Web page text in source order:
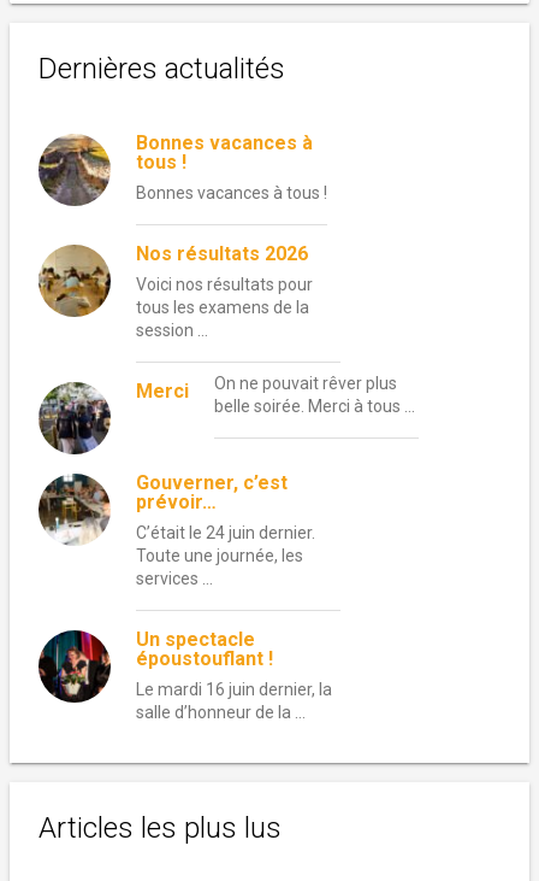
Dernières actualités
Bonnes vacances à
tous !
Bonnes vacances à tous !
Nos résultats 2026
Voici nos résultats pour
tous les examens de la
session …
Merci
On ne pouvait rêver plus
belle soirée. Merci à tous …
Gouverner, c’est
prévoir…
C’était le 24 juin dernier.
Toute une journée, les
services …
Un spectacle
époustouflant !
Le mardi 16 juin dernier, la
salle d’honneur de la …
Articles les plus lus